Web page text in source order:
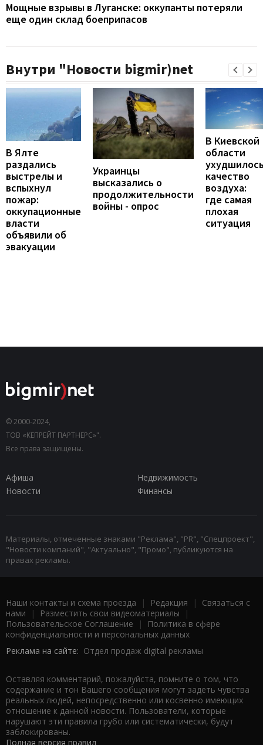
Мощные взрывы в Луганске: оккупанты потеряли
еще один склад боеприпасов
Внутри "Новости bigmir)net
В Ялте
раздались
выстрелы и
вспыхнул
пожар:
оккупационные
власти
объявили об
эвакуации
Украинцы
высказались о
продолжительности
войны - опрос
В Киевской
области
качество
воздуха:
где самая
плохая
ситуация
© 2000-2024,
ТОВ «КЕПРЕЙТ ПАРТНЕРС»".
Все права защищены.
Афиша
Недвижимость
Новости
Финансы
Материалы, отмеченные знаками "Реклама", "PR", "Спецпроект",
"Новости компаний", "Актуально", "Промо", публикуются на
правах рекламы.
Наши контакты и схема проезда | Редакция | Связаться с
нами | Разместить свои видеоматериалы |
Пользовательское Соглашение |
Политика в сфере
конфиденциальности и персональных данных
Реклама на сайте: Отдел продаж digital рекламы
Оставляя комментарий, пожалуйста, помните о том, что
содержание и тон Вашего сообщения могут задеть чувства
реальных людей, непосредственно или косвенно имеющих
отношение к данной новости. Пользователи, которые
нарушают эти правила грубо или систематически, будут
заблокированы.
Полная версия правил